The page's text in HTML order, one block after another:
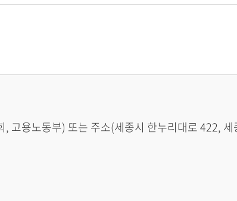
고용노동부) 또는 주소(세종시 한누리대로 422,